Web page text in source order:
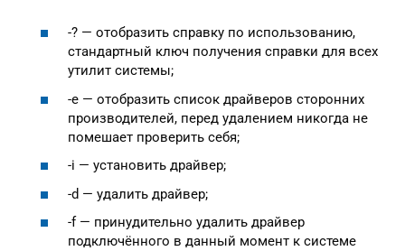
-? — отобразить справку по использованию,
стандартный ключ получения справки для всех
утилит системы;
-e — отобразить список драйверов сторонних
производителей, перед удалением никогда не
помешает проверить себя;
-i — установить драйвер;
-d — удалить драйвер;
-f — принудительно удалить драйвер
подключённого в данный момент к системе